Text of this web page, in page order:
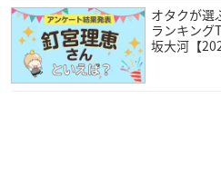
オタクが選
ランキング
坂大河【